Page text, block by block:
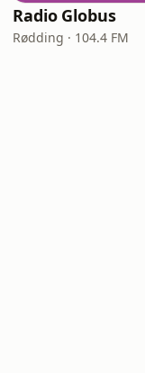
Radio Globus
Rødding · 104.4 FM